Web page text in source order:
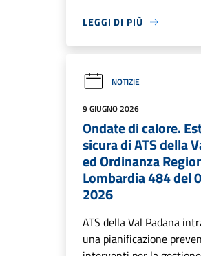
LEGGI DI PIÙ
NOTIZIE
9 GIUGNO 2026
Ondate di calore.
sicura di ATS della
ed Ordinanza
Lombardia 484 del
2026
ATS della Val Padana
una pianificazione